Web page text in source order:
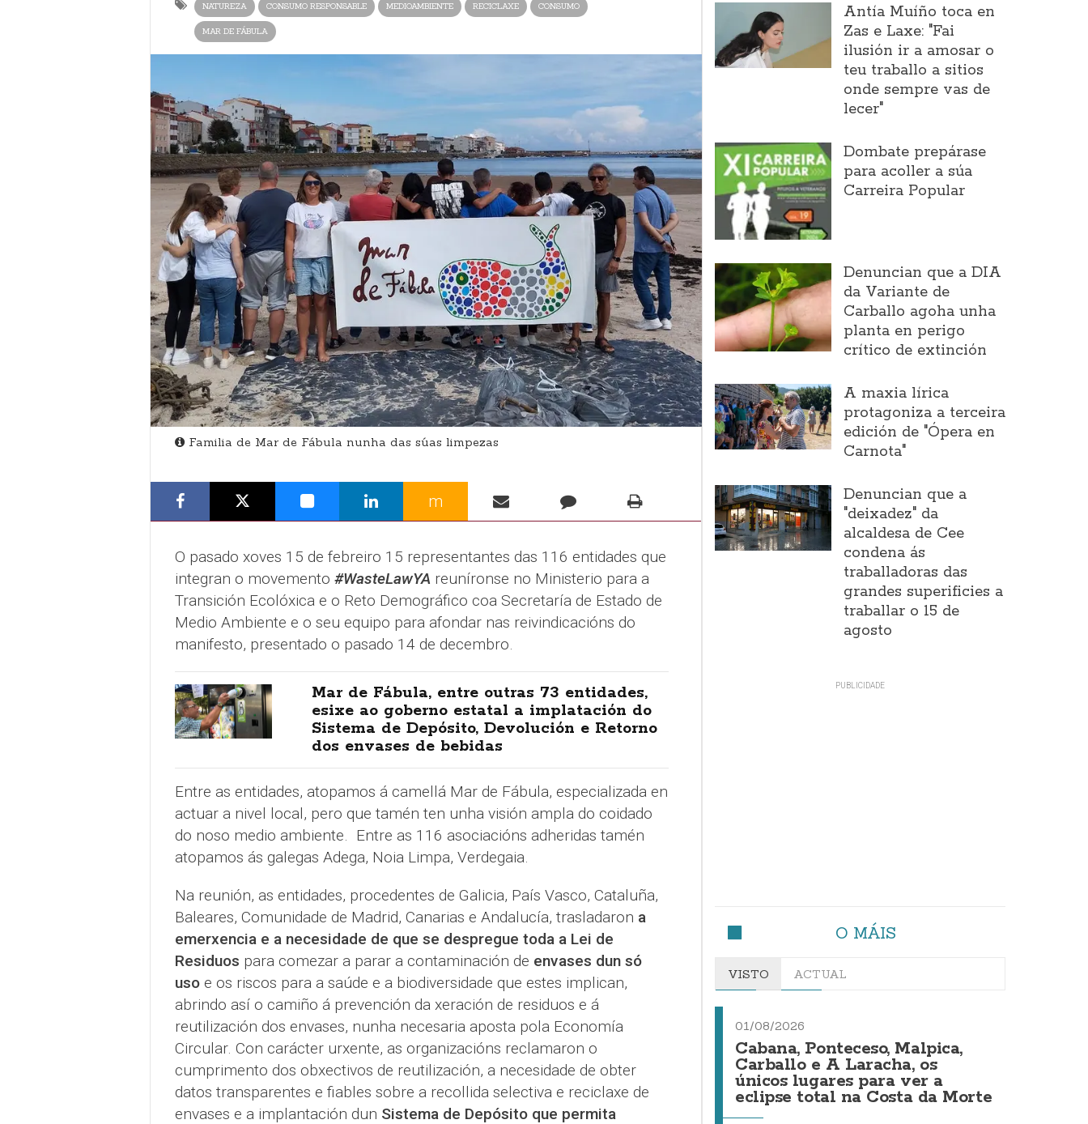
NATUREZA CONSUMO RESPONSABLE MEDIOAMBIENTE RECICLAXE CONSUMO
MAR DE FÁBULA
Familia de Mar de Fábula nunha das súas limpezas
m
O pasado xoves 15 de febreiro 15 representantes das 116 entidades que
integran o movemento #WasteLawYA reuníronse no Ministerio para a
Transición Ecolóxica e o Reto Demográfico coa Secretaría de Estado de
Medio Ambiente e o seu equipo para afondar nas reivindicacións do
manifesto, presentado o pasado 14 de decembro.
Mar de Fábula, entre outras 73 entidades,
esixe ao goberno estatal a implatación do
Sistema de Depósito, Devolución e Retorno
dos envases de bebidas
Entre as entidades, atopamos á camellá Mar de Fábula, especializada en
actuar a nivel local, pero que tamén ten unha visión ampla do coidado
do noso medio ambiente. Entre as 116 asociacións adheridas tamén
atopamos ás galegas Adega, Noia Limpa, Verdegaia.
Na reunión, as entidades, procedentes de Galicia, País Vasco, Cataluña,
Baleares, Comunidade de Madrid, Canarias e Andalucía, trasladaron a
emerxencia e a necesidade de que se despregue toda a Lei de
Residuos para comezar a parar a contaminación de envases dun só
usoe os riscos para a saúde e a biodiversidade que estes implican,
abrindo así o camiño á prevención da xeración de residuos e á
reutilización dos envases, nunha necesaria aposta pola Economía
Circular. Con carácter urxente, as organizacións reclamaron o
cumprimento dos obxectivos de reutilización, a necesidade de obter
datos transparentes e fiables sobre a recollida selectiva e reciclaxe de
envases e a implantación dun Sistema de Depósito que permita
Antía Muíño toca en
Zas e Laxe: "Fai
ilusión ir a amosar o
teu traballo a sitios
onde sempre vas de
lecer"
Dombate prepárase
para acoller a súa
Carreira Popular
Denuncian que a DIA
da Variante de
Carballo agoha unha
planta en perigo
crítico de extinción
A maxia lírica
protagoniza a terceira
edición de "Ópera en
Carnota"
Denuncian que a
"deixadez" da
alcaldesa de Cee
condena ás
traballadoras das
grandes superificies a
traballar o 15 de
agosto
O MÁIS
VISTO ACTUAL
01/08/2026
Cabana, Ponteceso, Malpica,
Carballo e A Laracha, os
únicos lugares para ver a
eclipse total na Costa da Morte